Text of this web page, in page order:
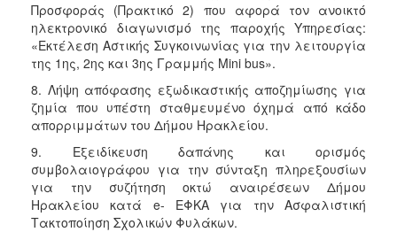
Προσφοράς (Πρακτικό 2) που αφορά τον ανοικτό
ηλεκτρονικό διαγωνισμό της παροχής Υπηρεσίας:
«Εκτέλεση Αστικής Συγκοινωνίας για την λειτουργία
της 1ης, 2ης και 3ης Γραμμής Mini bus».
8. Λήψη απόφασης εξωδικαστικής αποζημίωσης για
ζημία που υπέστη σταθμευμένο όχημά από κάδο
απορριμμάτων του Δήμου Ηρακλείου.
9. Εξειδίκευση δαπάνης και ορισμός
συμβολαιογράφου για την σύνταξη πληρεξουσίων
για την συζήτηση οκτώ αναιρέσεων Δήμου
Ηρακλείου κατά e- ΕΦΚΑ για την Ασφαλιστική
Τακτοποίηση Σχολικών Φυλάκων.